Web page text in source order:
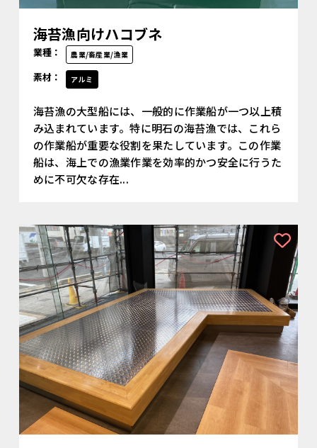
海苔漁向けハコブネ
業種： 農業/畜産業/漁業
素材： アルミ
海苔漁の大型船には、一般的に作業船が一つ以上積
み込まれています。特に明石の海苔漁では、これら
の作業船が重要な役割を果たしています。この作業
船は、海上での漁業作業を効率的かつ安全に行うた
めに不可欠な存在...